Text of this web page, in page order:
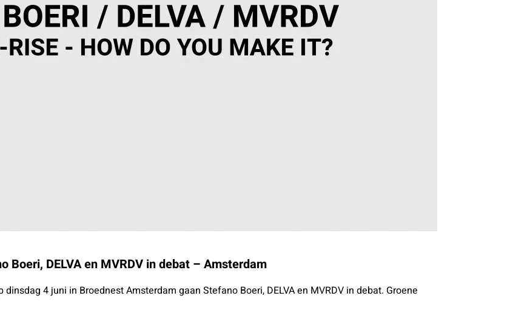
Boeri, DELVA en MVRDV in debat – Amsterdam
4 juni in Broednest Amsterdam gaan Stefano Boeri, DELVA en MVRDV in debat. Groene